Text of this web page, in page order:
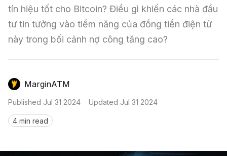
Kinh Nghiệm Đầu Tư
Sàn Giao Dịch
Mô Hình Biểu Đồ Giá
GameFi
Sign in
tín hiệu tốt cho Bitcoin? Điều gì khiến các nhà đầu
tư tin tưởng vào tiềm năng của đồng tiền điện tử
này trong bối cảnh nợ công tăng cao?
MarginATM
Published Jul 31 2024 Updated Jul 31 2024
4 min read